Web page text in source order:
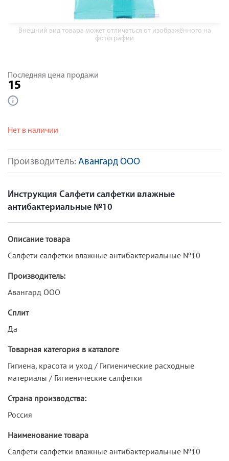
Внешний вид товара может отличаться от изображённого на
фотографии
Производитель: Авангард ООО
Последняя цена продажи
15
Нет в наличии
Инструкция Салфети салфетки влажные
антибактериальные №10
Описание товара
Салфети салфетки влажные антибактериальные №10
Производитель:
Авангард ООО
Сплит
Да
Товарная категория в каталоге
Гигиена, красота и уход / Гигиенические расходные
материалы / Гигиенические салфетки
Страна производства:
Россия
Наименование товара
Салфети салфетки влажные антибактериальные №10